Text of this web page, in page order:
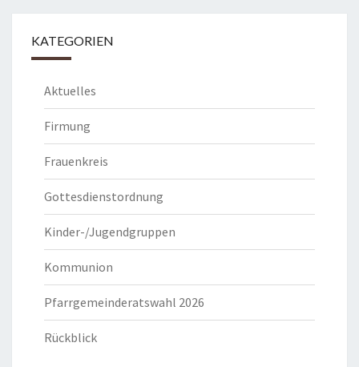
KATEGORIEN
Aktuelles
Firmung
Frauenkreis
Gottesdienstordnung
Kinder-/Jugendgruppen
Kommunion
Pfarrgemeinderatswahl 2026
Rückblick